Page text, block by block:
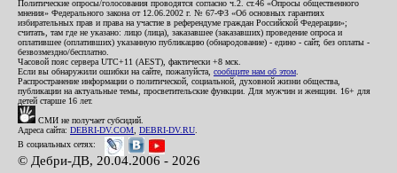
Политические опросы/голосования проводятся согласно ч.2. ст.46 «Опросы общественного
мнения» Федерального закона от 12.06.2002 г. № 67-ФЗ «Об основных гарантиях
избирательных прав и права на участие в референдуме граждан Российской Федерации»;
считать, там где не указано: лицо (лица), заказавшее (заказавших) проведение опроса и
оплатившее (оплативших) указанную публикацию (обнародование) - едино - сайт, без оплаты -
безвозмездно/бесплатно.
Часовой пояс сервера UTC+11 (AEST), фактически +8 мск.
Если вы обнаружили ошибки на сайте, пожалуйста, сообщите нам об этом
Распространение информации о политической, социальной, духовной жизни общества,
публикации на актуальные темы, просветительские функции. Для мужчин и женщин. 16+ для
детей старше 16 лет.
СМИ не получает субсидий.
Адреса сайта: DEBRI-DV.COM DEBRI-DV.RU
В социальных сетях:
© Дебри-ДВ, 20.04.2006 - 2026